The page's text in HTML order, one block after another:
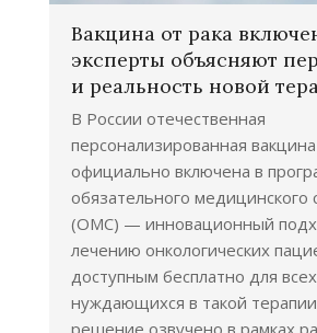
Вакцина от рака
эксперты объясняют
и реальность новой
В России отечественная
персонализированная
официально включена в
обязательного медицинского
(ОМС) — инновационный
лечению онкологических
доступным бесплатно для
нуждающихся в такой
решение озвучено в рамках